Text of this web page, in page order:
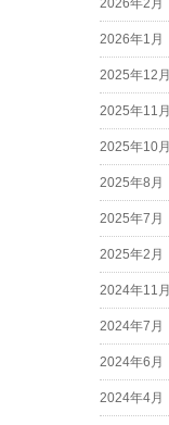
2026年2月
2026年1月
2025年12月
2025年11月
2025年10月
2025年8月
2025年7月
2025年2月
2024年11月
2024年7月
2024年6月
2024年4月